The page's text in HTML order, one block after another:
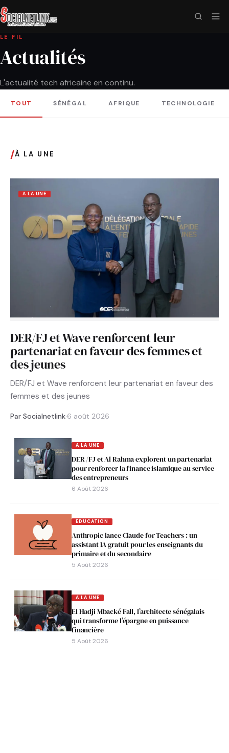
LE FIL
Actualités
L'actualité tech africaine en continu.
TOUT SÉNÉGAL AFRIQUE TECHNOLOGIE
/À LA UNE
A LA UNE
DER/FJ et Wave renforcent leur
partenariat en faveur des femmes et
des jeunes
DER/FJ et Wave renforcent leur partenariat en faveur des
femmes et des jeunes
Par Socialnetlink·6 août 2026
A LA UNE
DER /FJ et Al Rahma explorent un partenariat
pour renforcer la finance islamique au service
des entrepreneurs
6 Août 2026
EDUCATION
Anthropic lance Claude for Teachers : un
assistant IA gratuit pour les enseignants du
primaire et du secondaire
5 Août 2026
A LA UNE
El Hadji Mbacké Fall, l’architecte sénégalais
qui transforme l’épargne en puissance
financière
5 Août 2026